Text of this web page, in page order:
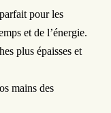
pour les
et de l’énergie.
plus épaisses et
mains des